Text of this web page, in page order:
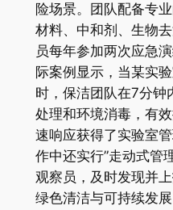
险场景。团队配备专
材料、中和剂、生物
员每年参加两次应急
际案例显示，当某实
时，保洁团队在7分钟
处理和环境消毒，有
速响应获得了实验室
作中还实行”走动式管
观察员，及时发现并上
绿色清洁与可持续发展